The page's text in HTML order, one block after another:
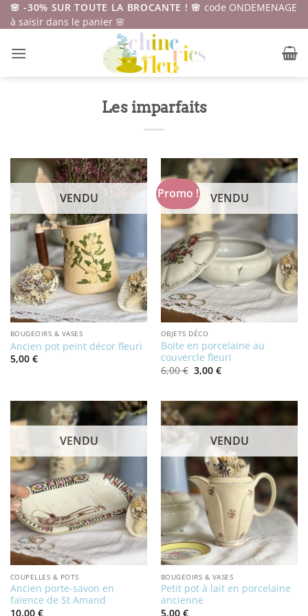
Passer
au
🌸 -30% SUR TOUTE LA BROCANTE ! 🌸 code ONDEMENAGE
à saisir dans le panier 🌸
Les imparfaits
VENDU
BOUGEOIRS & VASES
Ancien pot peint décor fleuri
5,00 €
Promo ! VENDU
OBJETS DÉCO
Boite en porcelaine au
couvercle fleuri
6,00€ Le
prix
6,00 €.
3,00 €Le
prix
3,00 €.
VENDU
COUPELLES & POTS
Ancien porte-savon en
faïence de St Amand
10,00 €
VENDU
BOUGEOIRS & VASES
Petit pot à lait en porcelaine
ancienne
5,00 €